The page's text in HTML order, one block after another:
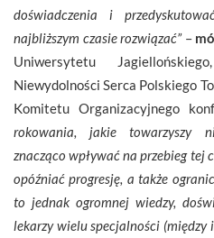
doświadczenia i
najbliższym czasie rozwiązać”–
Uniwersytetu
Niewydolności Serca Polskiego
Komitetu Organizacyjnego
rokowania, jakie towarzyszy
znacząco wpływać na przebieg tej
opóźniać progresję, a także
to jednak ogromnej wiedzy,
lekarzy wielu specjalności (między